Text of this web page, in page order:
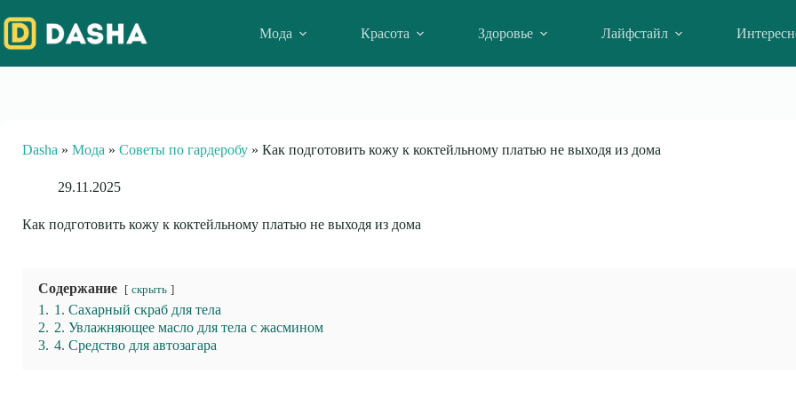
to
content
Мода Красота Здоровье Лайфстайл
Dasha » Мода » Советы по гардеробу » Как подготовить кожу к коктейльному платью не выходя из дома
29.11.2025
Как подготовить кожу к коктейльному платью не выходя из дома
Содержание скрыть
1. 1. Сахарный скраб для тела
2. 2. Увлажняющее масло для тела с жасмином
3. 4. Средство для автозагара